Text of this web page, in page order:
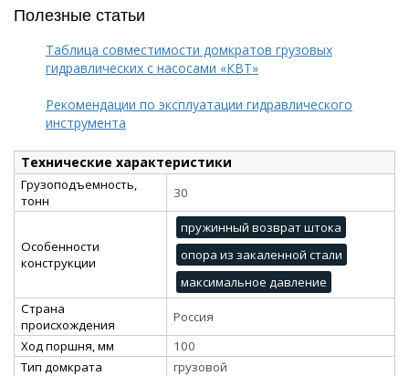
Полезные статьи
Таблица совместимости домкратов грузовых
гидравлических с насосами «КВТ»
Рекомендации по эксплуатации гидравлического
инструмента
Технические характеристики
Грузоподъемность,
тонн
30
Особенности
конструкции
пружинный возврат штока
опора из закаленной стали
максимальное давление
Страна
происхождения
Россия
Ход поршня, мм
100
Тип домкрата
грузовой